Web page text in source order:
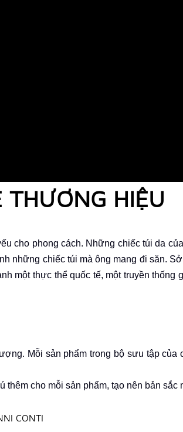
THƯƠNG HIỆU
cho phong cách. Những chiếc túi da
những chiếc túi mà ông mang đi săn.
một thực thể quốc tế, một truyền thống
Mỗi sản phẩm trong bộ sưu tập
thêm cho mỗi sản phẩm, tạo nên bản sắc